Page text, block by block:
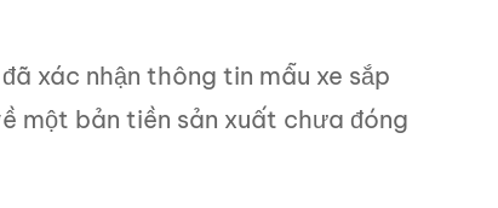
xác nhận thông tin mẫu xe sắp
một bản tiền sản xuất chưa đóng